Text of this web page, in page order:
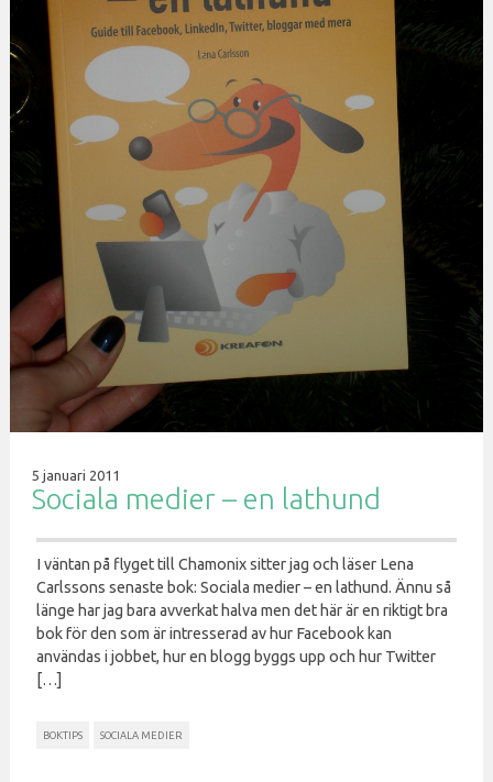
5 januari 2011
Sociala medier – en lathund
I väntan på flyget till Chamonix sitter jag och läser Lena
Carlssons senaste bok: Sociala medier – en lathund. Ännu så
länge har jag bara avverkat halva men det här är en riktigt bra
bok för den som är intresserad av hur Facebook kan
användas i jobbet, hur en blogg byggs upp och hur Twitter
[…]
BOKTIPS SOCIALA MEDIER